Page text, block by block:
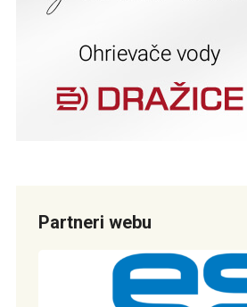
Partneri webu